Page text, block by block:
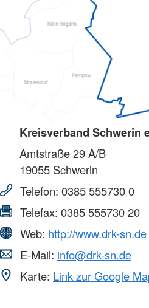
Kreisverband Schwerin
Amtstraße 29 A/B
19055 Schwerin
Telefon: 0385 555730 0
Telefax: 0385 555730 20
Web: http://www.drk-sn.de
E-Mail: info@drk-sn.de
Karte: Link zur Google